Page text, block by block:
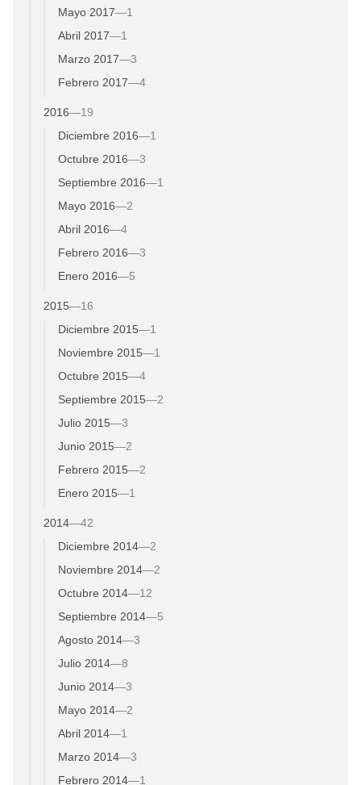
Mayo 2017—1
Abril 2017—1
Marzo 2017—3
Febrero 2017—4
2016—19
Diciembre 2016—1
Octubre 2016—3
Septiembre 2016—1
Mayo 2016—2
Abril 2016—4
Febrero 2016—3
Enero 2016—5
2015—16
Diciembre 2015—1
Noviembre 2015—1
Octubre 2015—4
Septiembre 2015—2
Julio 2015—3
Junio 2015—2
Febrero 2015—2
Enero 2015—1
2014—42
Diciembre 2014—2
Noviembre 2014—2
Octubre 2014—12
Septiembre 2014—5
Agosto 2014—3
Julio 2014—8
Junio 2014—3
Mayo 2014—2
Abril 2014—1
Marzo 2014—3
Febrero 2014—1